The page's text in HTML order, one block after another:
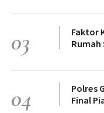
03
Faktor
Rumah
04
Polres
Final